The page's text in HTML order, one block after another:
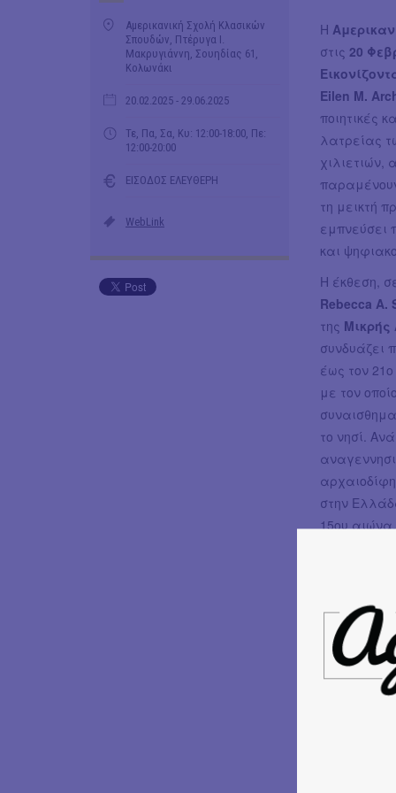
Αμερικανική Σχολή Κλασικών
Σπουδών, Πτέρυγα Ι.
Μακρυγιάννη, Σουηδίας 61,
Κολωνάκι
20.02.2025 - 29.06.2025
Τε, Πα, Σα, Κυ: 12:00-18:00, Πε:
12:00-20:00
ΕΙΣΟΔΟΣ ΕΛΕΥΘΕΡΗ
WebLink
Η
στις 20
Eilen M.
ποιητικές
λατρείας
χιλιετιών,
τη μεικτή
εμπνεύσει
και
Η έκθεση,
Rebecca A.
της Μικρής
συνδυάζει
έως τον
με τον
το νησί.
αρχαιοδίφη
στην
15ου
Μαρίας
μυστών